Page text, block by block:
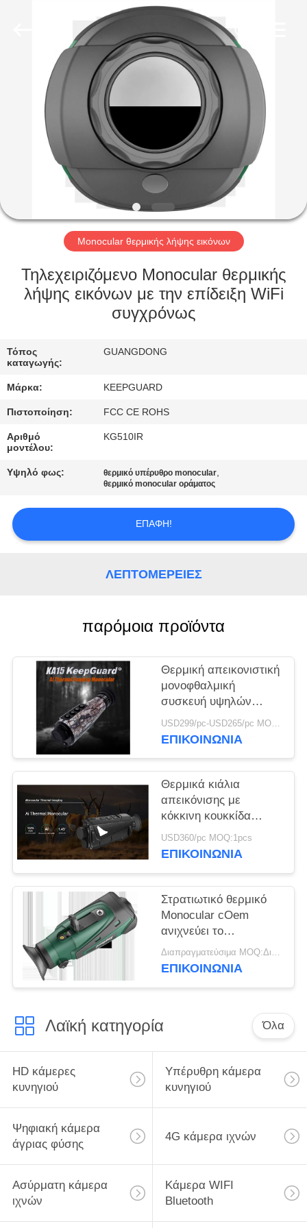
ΣΠΊΤΙ
ΠΡΟΪΌΝΤΑ
ΒΊΝΤΕΟ
ΣΧΕΤΙΚΆ
ΜΕ
ΕΠΙΣΚΕΨΉ
ΕΡΓΟΣΤΑΣΊΟΥ
ΈΛΕΓΧΟΣ
ΠΟΙΌΤΗΤΑΣ
ΕΠΙΚΟΙΝΩΝΉΣΤΕ
ΜΑΖΊ
ΜΑΣ
ΕΙΔΉΣΕΙΣ
ΠΟΛΙΤΙΚΉ
ΑΠΟΡΡΉΤΟΥ
Monocular θερμικής λήψης εικόνων
Τηλεχειριζόμενο Monocular θερμικής
λήψης εικόνων με την επίδειξη WiFi
συγχρόνως
Τόπος
καταγωγής:
GUANGDONG
Μάρκα: KEEPGUARD
Πιστοποίηση: FCC CE ROHS
Αριθμό
μοντέλου:
KG510IR
Υψηλό φως: θερμικό υπέρυθρο monocular,
θερμικό monocular οράματος
ΕΠΑΦΉ!
ΛΕΠΤΟΜΈΡΕΙΕΣ
παρόμοια προϊόντα
Θερμική απεικονιστική
μονοφθαλμική
συσκευή υψηλών
επιδόσεων με τεχνητή
νοημοσύνη Super
για υπαίθριες
δραστηριότητες και
επιτήρηση
USD299/pc-USD265/pc MOQ:20pcs
ΕΠΙΚΟΙΝΩΝΙΑ
Θερμικά κιάλια
απεικόνισης με
κόκκινη κουκκίδα
850nm συσκευή
νυχτερινής όρασης 8x
USD360/pc MOQ:1pcs
ΕΠΙΚΟΙΝΩΝΙΑ
Στρατιωτικό θερμικό
Monocular cOem
ανιχνεύει το
περαιτέρω θερμικό
πεδίο επισήμανσης
Διαπραγματεύσιμα MOQ:Διαπραγμάτευση
ΕΠΙΚΟΙΝΩΝΙΑ
Λαϊκή κατηγορία Όλα
HD κάμερες
κυνηγιού
Υπέρυθρη κάμερα
κυνηγιού
Ψηφιακή κάμερα
άγριας φύσης
4G κάμερα ιχνών
Ασύρματη κάμερα
ιχνών
Κάμερα WIFI
Bluetooth